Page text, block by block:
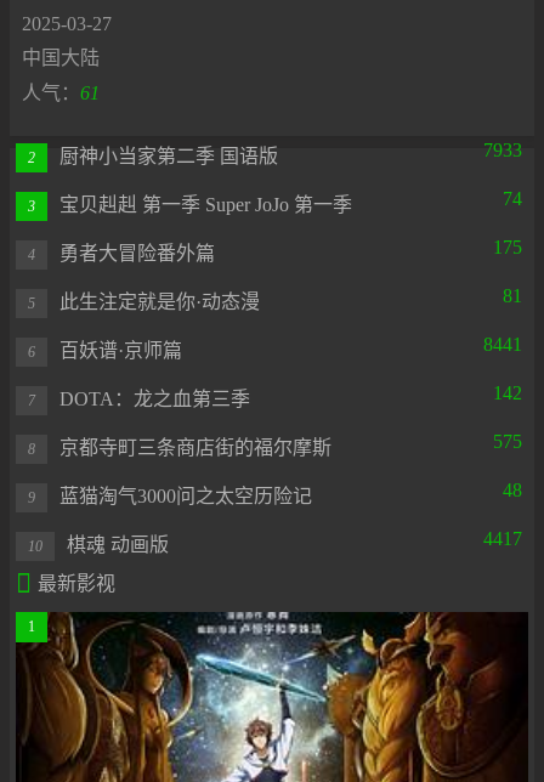
2025-03-27
中国大陆
人气： 61
2 厨神小当家第二季 国语版 7933
3 宝贝赳赳 第一季 Super JoJo 第一季 74
4 勇者大冒险番外篇 175
5 此生注定就是你·动态漫 81
6 百妖谱·京师篇 8441
7 DOTA：龙之血第三季 142
8 京都寺町三条商店街的福尔摩斯 575
9 蓝猫淘气3000问之太空历险记 48
10 棋魂 动画版 4417
 最新影视
1